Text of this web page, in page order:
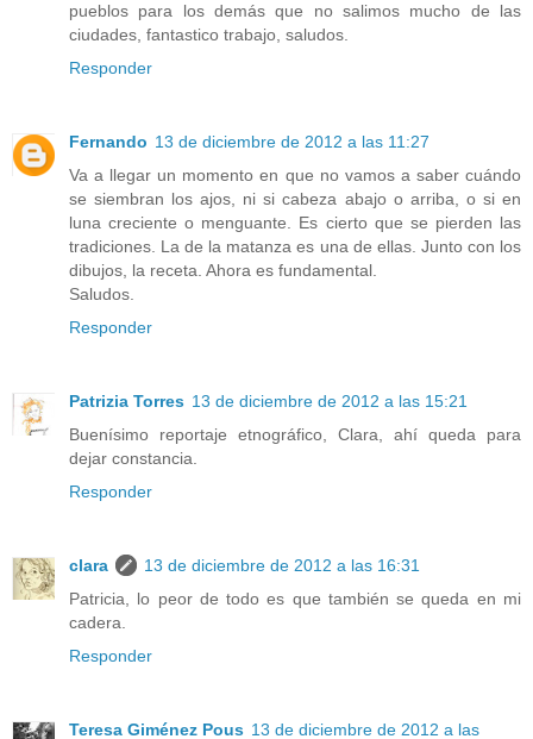
pueblos para los demás que no salimos mucho de las
ciudades, fantastico trabajo, saludos.
Responder
Fernando 13 de diciembre de 2012 a las 11:27
Va a llegar un momento en que no vamos a saber cuándo
se siembran los ajos, ni si cabeza abajo o arriba, o si en
luna creciente o menguante. Es cierto que se pierden las
tradiciones. La de la matanza es una de ellas. Junto con los
dibujos, la receta. Ahora es fundamental.
Saludos.
Responder
Patrizia Torres 13 de diciembre de 2012 a las 15:21
Buenísimo reportaje etnográfico, Clara, ahí queda para
dejar constancia.
Responder
clara
13 de diciembre de 2012 a las 16:31
Patricia, lo peor de todo es que también se queda en mi
cadera.
Responder
Teresa Giménez Pous 13 de diciembre de 2012 a las